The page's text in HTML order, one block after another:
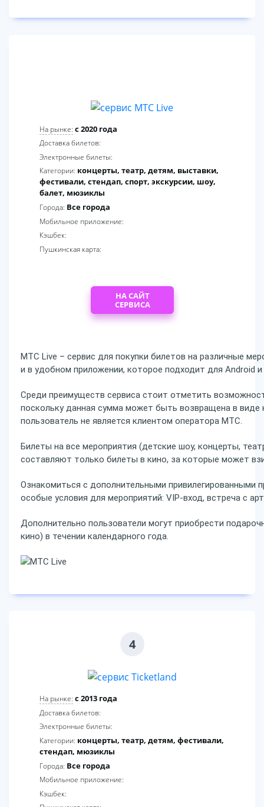
На рынке: c 2020 года
Доставка билетов:
Электронные билеты:
Категории: концерты, театр, детям, выставки,
фестивали, стендап, спорт, экскурсии, шоу,
балет, мюзиклы
Города: Все города
Мобильное приложение:
Кэшбек:
Пушкинская карта:
НА САЙТ
СЕРВИСА
MTC Live – сервис для покупки билетов на различные
и в удобном приложении, которое подходит для Android
Среди преимуществ сервиса стоит отметить
поскольку данная сумма может быть возвращена в
пользователь не является клиентом оператора МТС.
Билеты на все мероприятия (детские шоу, концерты,
составляют только билеты в кино, за которые может
Ознакомиться с дополнительными привилегированными
особые условия для мероприятий: VIP-вход, встреча с
Дополнительно пользователи могут приобрести
кино) в течении календарного года.
4
На рынке: c 2013 года
Доставка билетов:
Электронные билеты:
Категории: концерты, театр, детям, фестивали,
стендап, мюзиклы
Города: Все города
Мобильное приложение:
Кэшбек: